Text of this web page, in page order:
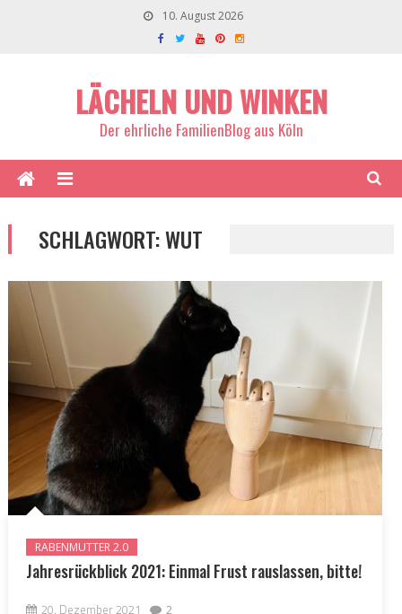
10. August 2026
LÄCHELN UND WINKEN
Der ehrliche FamilienBlog aus Köln
SCHLAGWORT:WUT
RABENMUTTER 2.0
Jahresrückblick 2021: Einmal Frust rauslassen, bitte!
20. Dezember 2021 2